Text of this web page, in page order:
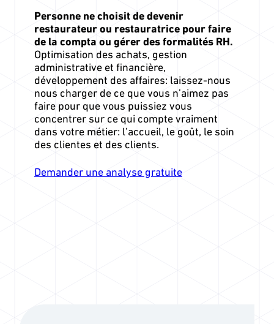
Personne ne choisit de devenir
restaurateur ou restauratrice pour faire
de la compta ou gérer des formalités RH.
Optimisation des achats, gestion
administrative et financière,
développement des affaires: laissez-nous
nous charger de ce que vous n’aimez pas
faire pour que vous puissiez vous
concentrer sur ce qui compte vraiment
dans votre métier: l’accueil, le goût, le soin
des clientes et des clients.
Demander une analyse gratuite